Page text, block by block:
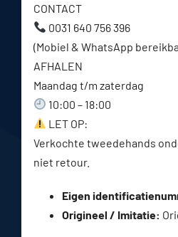
CONTACT
0031 640 756 396
(Mobiel & WhatsApp
AFHALEN
Maandag t/m zaterdag
10:00 – 18:00
LET OP:
Verkochte tweedehands
niet retour.
Eigen
Origineel / Imitatie: